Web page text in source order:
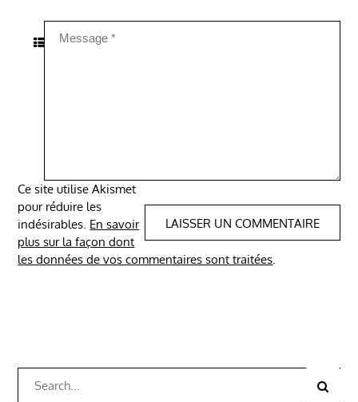
Ce site utilise Akismet
pour réduire les
indésirables. En savoir
plus sur la façon dont
les données de vos commentaires sont traitées
for:
Search